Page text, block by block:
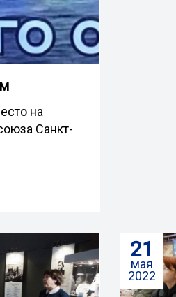
на
Санкт-
21
мая
2022